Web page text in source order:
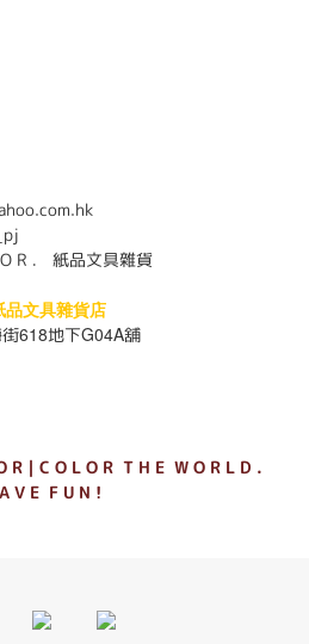
R ． 紙品文具雜貨
品文具雜貨店
618地下G04A舖
R｜C O L O R T H E W O R L D .
V E F U N !